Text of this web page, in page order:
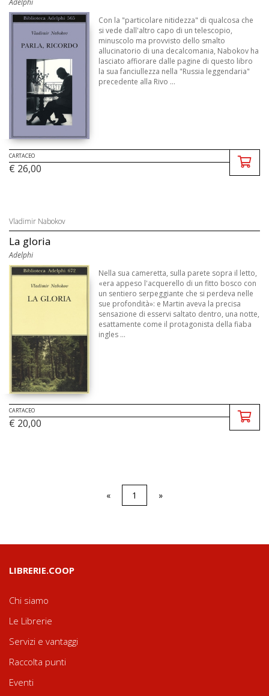
Con la "particolare nitidezza" di qualcosa che
si vede dall'altro capo di un telescopio,
minuscolo ma provvisto dello smalto
allucinatorio di una decalcomania, Nabokov ha
lasciato affiorare dalle pagine di questo libro
la sua fanciullezza nella "Russia leggendaria"
precedente alla Rivo ...
CARTACEO
€ 26,00
Vladimir Nabokov
La gloria
Adelphi
Nella sua cameretta, sulla parete sopra il letto,
«era appeso l'acquerello di un fitto bosco con
un sentiero serpeggiante che si perdeva nelle
sue profondità»: e Martin aveva la precisa
sensazione di esservi saltato dentro, una notte,
esattamente come il protagonista della fiaba
ingles ...
CARTACEO
€ 20,00
« 1 »
LIBRERIE.COOP
Chi siamo
Le Librerie
Servizi e vantaggi
Raccolta punti
Eventi